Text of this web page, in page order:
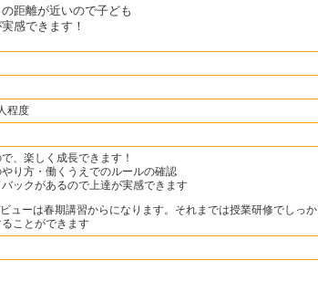
距離が近いので子ども
感できます！
程度
、楽しく成長できます！
り方・働くうえでのルールの確認
ックがあるので上達が実感できます
ューは春期講習からになります。それまでは授業研修でしっか
ことができます